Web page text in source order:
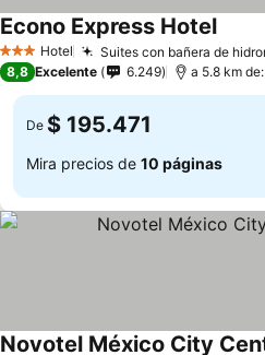
3 Estrellas
Hotel Suites con bañera de
Econo Express Hotel
8,8 Excelente 6.249 a 5.8 km
De $ 195.471
Mira precios de 10 páginas
Novotel México City